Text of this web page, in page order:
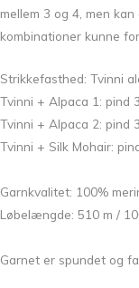
mellem 3 og 4, men
kombinationer kunne
Strikkefasthed: Tvinni
Tvinni + Alpaca 1: pind
Tvinni + Alpaca 2: pind
Tvinni + Silk Mohair:
Garnkvalitet: 100%
Løbelængde: 510 m /
Garnet er spundet og